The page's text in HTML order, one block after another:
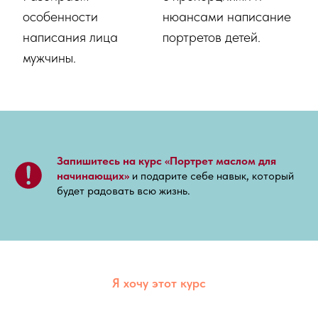
особенности
написания лица
мужчины.
нюансами написание
портретов детей.
Запишитесь на курс «Портрет маслом для
начинающих» и подарите себе навык, который
будет радовать всю жизнь.
Я хочу этот курс